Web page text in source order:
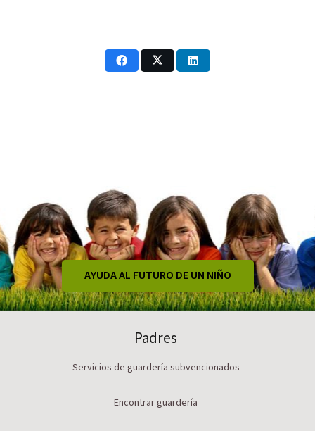
AYUDA AL FUTURO DE UN NIÑO
Padres
Servicios de guardería subvencionados
Encontrar guardería